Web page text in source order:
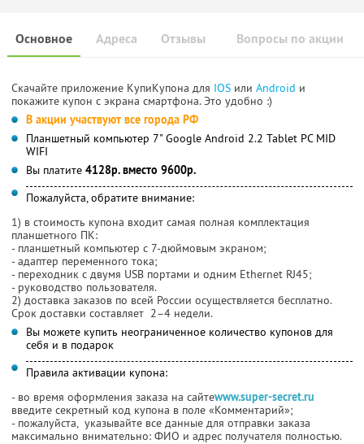
Основное Отзывы Вопросы по акции
Адреса
Скачайте приложение КупиКупона для IOS или Android и
покажите купон с экрана смартфона. Это удобно :)
В акции участвуют все города РФ
Планшетный компьютер 7" Google Android 2.2 Tablet PC MID
WIFI
Вы платите 4128р. вместо 9600р.
Пожалуйста, обратите внимание:
1) в стоимость купона входит самая полная комплектация
планшетного ПК:
- планшетный компьютер с 7-дюймовым экраном;
- адаптер переменного тока;
- переходник с двумя USB портами и одним Ethernet RJ45;
- руководство пользователя.
2) доставка заказов по всей России осуществляется бесплатно.
Срок доставки составляет 2–4 недели.
Вы можете купить неограниченное количество купонов для
себя и в подарок
Правила активации купона:
- во время оформления заказа на сайтеwww.super-secret.ru
введите секретный код купона в поле «Комментарий»;
- пожалуйста, указывайте все данные для отправки заказа
максимально внимательно: ФИО и адрес получателя полностью.